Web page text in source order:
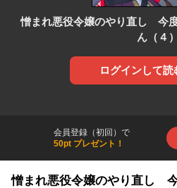
憎まれ悪役令嬢のやり直し 今
ん（４）
ログインして読
会員登録（初回）で
50pt プレゼント！
憎まれ悪役令嬢のやり直し